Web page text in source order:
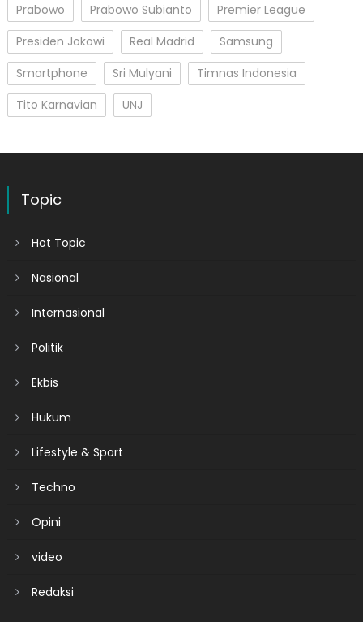
Prabowo
Prabowo Subianto
Premier League
Presiden Jokowi
Real Madrid
Samsung
Smartphone
Sri Mulyani
Timnas Indonesia
Tito Karnavian
UNJ
Topic
Hot Topic
Nasional
Internasional
Politik
Ekbis
Hukum
Lifestyle & Sport
Techno
Opini
video
Redaksi